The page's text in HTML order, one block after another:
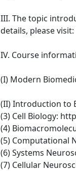
III. The topic
details, please
IV. Course
(I) Modern
(II) Introduction to
(3) Cell Biology:
(4)
(5) Computational
(6) Systems
(7) Cellular